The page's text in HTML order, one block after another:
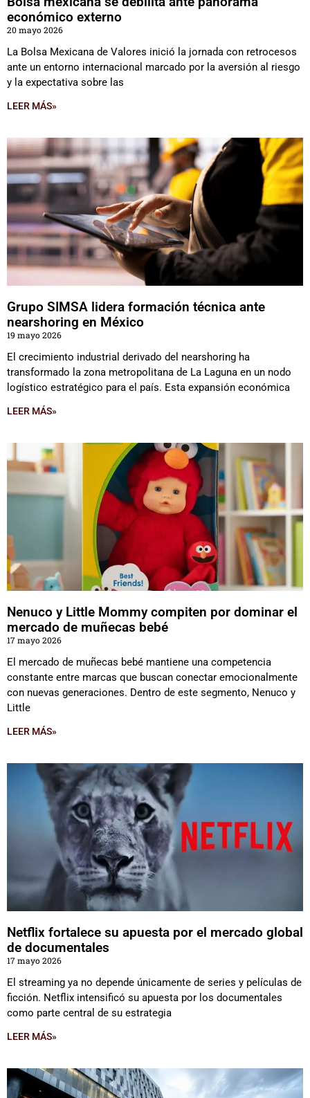
económico externo
20 mayo 2026
La Bolsa Mexicana de Valores inició la jornada con retrocesos
ante un entorno internacional marcado por la aversión al riesgo
y la expectativa sobre las
LEER MÁS»
Grupo SIMSA lidera formación técnica ante
nearshoring en México
19 mayo 2026
El crecimiento industrial derivado del nearshoring ha
transformado la zona metropolitana de La Laguna en un nodo
logístico estratégico para el país. Esta expansión económica
LEER MÁS»
Nenuco y Little Mommy compiten por dominar el
mercado de muñecas bebé
17 mayo 2026
El mercado de muñecas bebé mantiene una competencia
constante entre marcas que buscan conectar emocionalmente
con nuevas generaciones. Dentro de este segmento, Nenuco y
Little
LEER MÁS»
Netflix fortalece su apuesta por el mercado global
de documentales
17 mayo 2026
El streaming ya no depende únicamente de series y películas de
ficción. Netflix intensificó su apuesta por los documentales
como parte central de su estrategia
LEER MÁS»